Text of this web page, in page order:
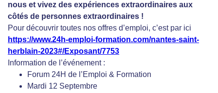
nous et vivez des expériences extraordinaires aux
côtés de personnes extraordinaires !
Pour découvrir toutes nos offres d’emploi, c’est par ici
https://www.24h-emploi-formation.com/nantes-saint-
herblain-2023#/Exposant/7753
Information de l’événement :
Forum 24H de l’Emploi & Formation
Mardi 12 Septembre